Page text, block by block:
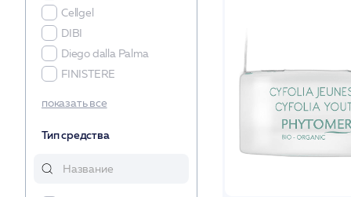
Cellgel
DIBI
Diego dalla Palma
FINISTERE
HISTOLAB
JULIETTE ARMAND
показать все
Тип средства